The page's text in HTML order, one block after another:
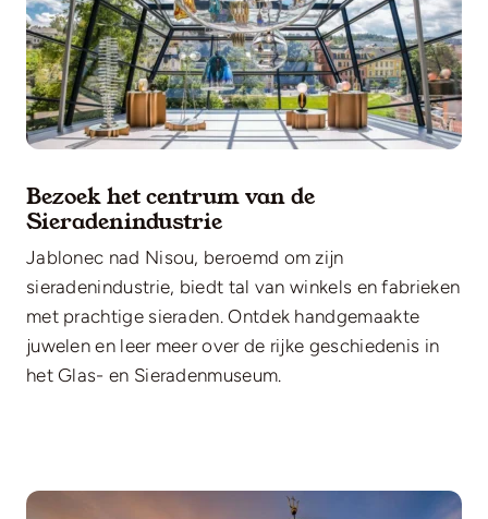
Bezoek het centrum van de
Sieradenindustrie
Jablonec nad Nisou, beroemd om zijn
sieradenindustrie, biedt tal van winkels en fabrieken
met prachtige sieraden. Ontdek handgemaakte
juwelen en leer meer over de rijke geschiedenis in
het Glas- en Sieradenmuseum.